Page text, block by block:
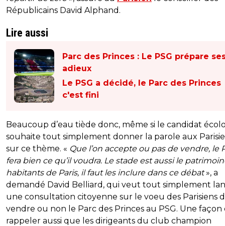
Républicains David Alphand.
Lire aussi
Parc des Princes : Le PSG prépare
adieux
Le PSG a décidé, le Parc des Princes
c'est fini
Beaucoup d’eau tiède donc, même si le candidat
souhaite tout simplement donner la parole aux
sur ce thème. « Que l’on accepte ou pas de vendre, le
fera bien ce qu’il voudra. Le stade est aussi le
habitants de Paris, il faut les inclure dans ce débat», a
demandé David Belliard, qui veut tout simplement
une consultation citoyenne sur le voeu des Parisiens
vendre ou non le Parc des Princes au PSG. Une façon
rappeler aussi que les dirigeants du club champion